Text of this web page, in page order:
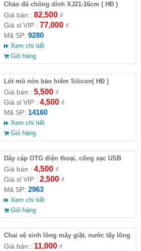
Chảo đá chống dính XJ21-16cm ( HĐ )
Giá bán : 82,500₫
Giá sỉ VIP : 77,000₫
Mã SP: 9280
Xem chi tiết
Giỏ hàng
Lót mũ nón bảo hiểm Silicon( HĐ )
Giá bán : 5,500₫
Giá sỉ VIP : 4,500₫
Mã SP: 14160
Xem chi tiết
Giỏ hàng
Dây cáp OTG điện thoại, cổng sạc USB
Giá bán : 4,500₫
Giá sỉ VIP : 2,500₫
Mã SP: 2963
Xem chi tiết
Giỏ hàng
Chai vệ sinh lồng máy giặt, nước tẩy lồng
máy giặt CLEANING FLUID
Giá bán : 11,000₫